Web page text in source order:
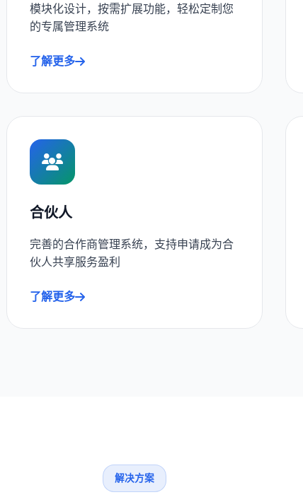
模块化设计，按需扩展功能，轻松定制您
的专属管理系统
了解更多
合伙人
完善的合作商管理系统，支持申请成为合
伙人共享服务盈利
了解更多
解决方案